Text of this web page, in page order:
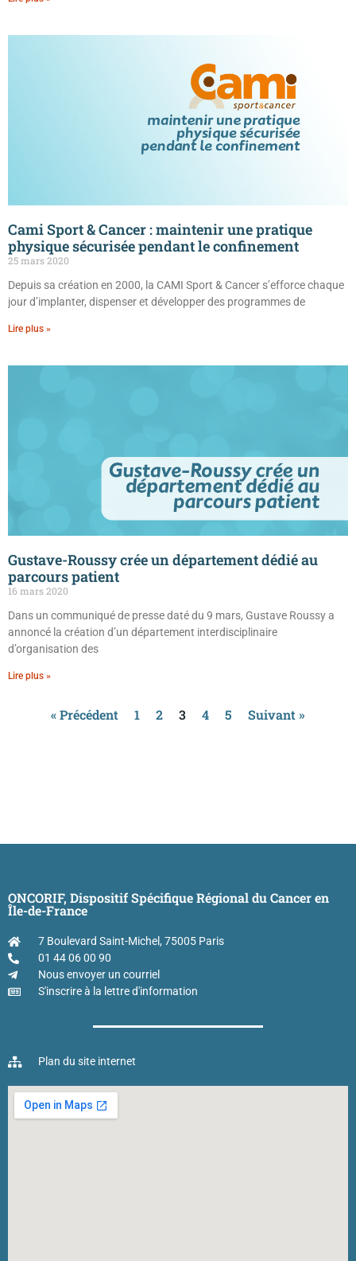
Cami Sport & Cancer : maintenir une pratique
physique sécurisée pendant le confinement
25 mars 2020
Depuis sa création en 2000, la CAMI Sport & Cancer s’efforce chaque
jour d’implanter, dispenser et développer des programmes de
Lire plus »
Gustave-Roussy crée un département dédié au
parcours patient
16 mars 2020
Dans un communiqué de presse daté du 9 mars, Gustave Roussy a
annoncé la création d’un département interdisciplinaire
d’organisation des
Lire plus »
« Précédent 1 2 3 4 5 Suivant »
ONCORIF, Dispositif Spécifique Régional du Cancer en
Île-de-France
7 Boulevard Saint-Michel, 75005 Paris
01 44 06 00 90
Nous envoyer un courriel
S'inscrire à la lettre d'information
Plan du site internet